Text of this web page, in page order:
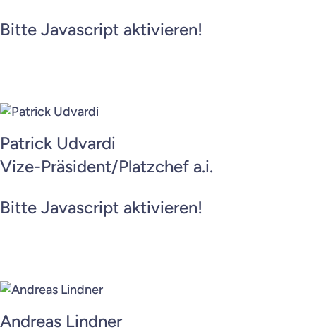
Plätze
Donatoren
Dokumente
Wettkampf
Bitte Javascript aktivieren!
Patrick Udvardi
Vize-Präsident/Platzchef a.i.
Bitte Javascript aktivieren!
Andreas Lindner